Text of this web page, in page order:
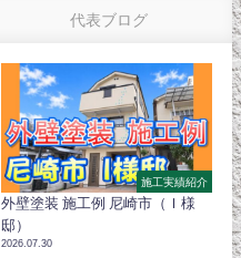
代表ブログ
施工実績紹介
外壁塗装 施工例 尼崎市（Ｉ様
邸）
2026.07.30